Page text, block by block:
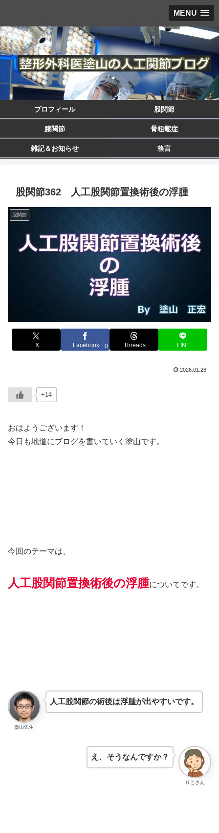
MENU
プロフィール 股関節
膝関節 骨粗鬆症
雑記＆お知らせ 格言
股関節362 人工股関節置換術後の浮腫
股関節
X Facebook 0 Threads LINE
2026.01.26
+14
おはようございます！
今日も地道にブログを書いていく塗山です。
今回のテーマは、
人工股関節置換術後の浮腫についてです。
塗山先生
人工股関節の術後は浮腫が出やすいです。
りこさん
え、そうなんですか？